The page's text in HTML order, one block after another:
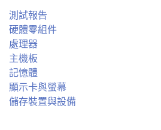
測試報告
硬體零組件
處理器
主機板
記憶體
顯示卡與螢幕
儲存裝置與設備